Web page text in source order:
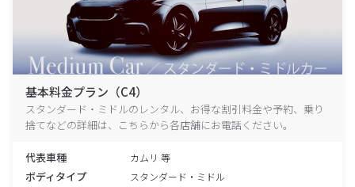
基本料金プラン（C4）
スタンダード・ミドルのレンタル、お得な割引料金や予約、乗り
捨てなどの詳細は、こちらから各店舗にお電話ください。
代表車種 カムリ 等
ボディタイプ スタンダード・ミドル